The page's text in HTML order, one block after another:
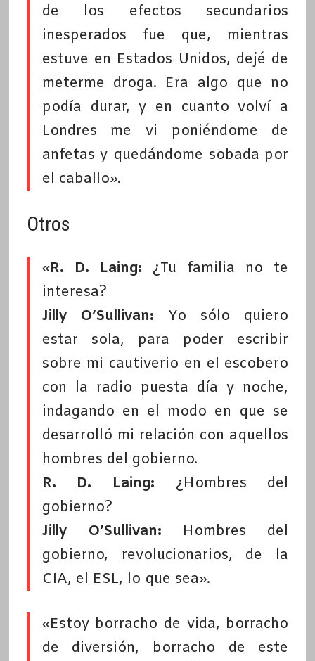
de los efectos secundarios
inesperados fue que, mientras
estuve en Estados Unidos, dejé de
meterme droga. Era algo que no
podía durar, y en cuanto volví a
Londres me vi poniéndome de
anfetas y quedándome sobada por
el caballo».
Otros
«R. D. Laing: ¿Tu familia no te
interesa?
Jilly O’Sullivan: Yo sólo quiero
estar sola, para poder escribir
sobre mi cautiverio en el escobero
con la radio puesta día y noche,
indagando en el modo en que se
desarrolló mi relación con aquellos
hombres del gobierno.
R. D. Laing: ¿Hombres del
gobierno?
Jilly O’Sullivan: Hombres del
gobierno, revolucionarios, de la
CIA, el ESL, lo que sea».
«Estoy borracho de vida, borracho
de diversión, borracho de este